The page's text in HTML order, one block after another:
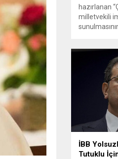
hazırlanan
milletvekili
maddelik
gelişmelere
süren
mücadele,
İBB
Tutuklu